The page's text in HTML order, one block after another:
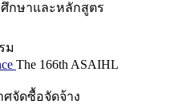
กษาและหลักสูตร
ม
The 166th ASAIHL
ศจัดซื้อจัดจ้าง